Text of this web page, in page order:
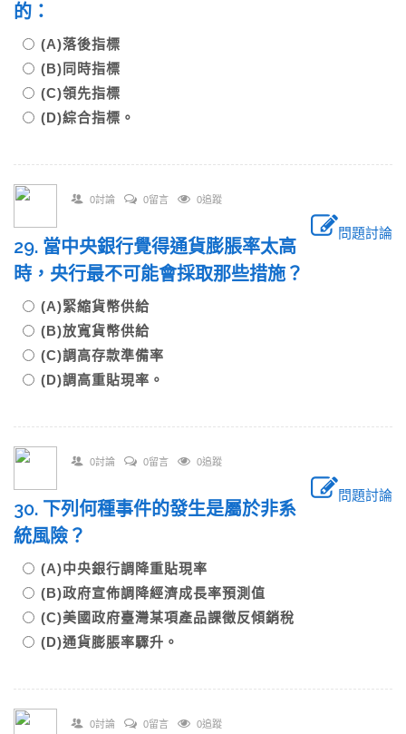
的：
(A)落後指標
(B)同時指標
(C)領先指標
(D)綜合指標。
0討論 0留言 0追蹤
問題討論
29. 當中央銀行覺得通貨膨脹率太高
時，央行最不可能會採取那些措施？
(A)緊縮貨幣供給
(B)放寬貨幣供給
(C)調高存款準備率
(D)調高重貼現率。
0討論 0留言 0追蹤
問題討論
30. 下列何種事件的發生是屬於非系
統風險？
(A)中央銀行調降重貼現率
(B)政府宣佈調降經濟成長率預測值
(C)美國政府臺灣某項產品課徵反傾銷稅
(D)通貨膨脹率驟升。
0討論 0留言 0追蹤